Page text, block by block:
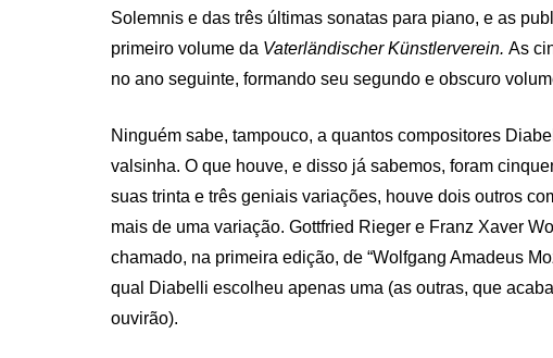
Solemnis e das três últimas sonatas para piano, e as
primeiro volume da Vaterländischer Künstlerverein. As
no ano seguinte, formando seu segundo e obscuro
Ninguém sabe, tampouco, a quantos compositores
valsinha. O que houve, e disso já sabemos, foram
suas trinta e três geniais variações, houve dois outros
mais de uma variação. Gottfried Rieger e Franz Xaver
chamado, na primeira edição, de “Wolfgang Amadeus
qual Diabelli escolheu apenas uma (as outras, que
ouvirão).